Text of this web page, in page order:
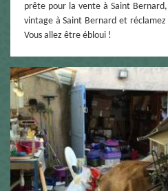
prête pour la vente à Saint
vintage à Saint Bernard et
Vous allez être ébloui !